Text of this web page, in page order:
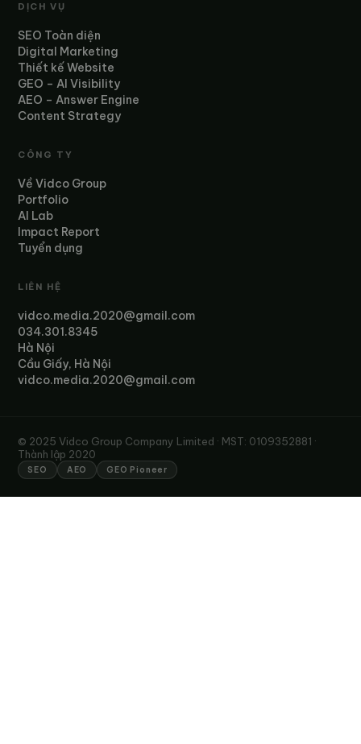
DỊCH VỤ
SEO Toàn diện
Digital Marketing
Thiết kế Website
GEO – AI Visibility
AEO – Answer Engine
Content Strategy
CÔNG TY
Về Vidco Group
Portfolio
AI Lab
Impact Report
Tuyển dụng
LIÊN HỆ
vidco.media.2020@gmail.com
034.301.8345
Hà Nội
Cầu Giấy, Hà Nội
vidco.media.2020@gmail.com
© 2025 Vidco Group Company Limited · MST: 0109352881 ·
Thành lập 2020
SEO AEO GEO Pioneer